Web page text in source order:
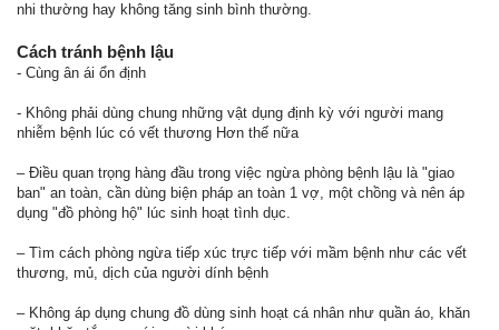
nhi thường hay không tăng sinh bình thường.
Cách tránh bệnh lậu
- Cùng ân ái ổn định
- Không phải dùng chung những vật dụng định kỳ với người mang
nhiễm bệnh lúc có vết thương Hơn thế nữa
– Điều quan trọng hàng đầu trong việc ngừa phòng bệnh lậu là "giao
ban" an toàn, cần dùng biện pháp an toàn 1 vợ, một chồng và nên áp
dụng "đồ phòng hộ" lúc sinh hoạt tình dục.
– Tìm cách phòng ngừa tiếp xúc trực tiếp với mầm bệnh như các vết
thương, mủ, dịch của người dính bệnh
– Không áp dụng chung đồ dùng sinh hoạt cá nhân như quần áo, khăn